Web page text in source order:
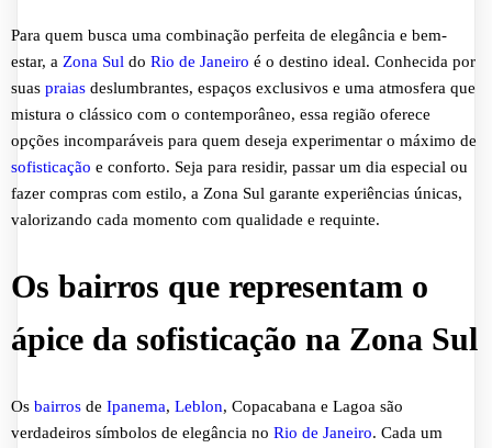
Para quem busca uma combinação perfeita de elegância e bem-
estar, a Zona Sul do Rio de Janeiro é o destino ideal. Conhecida por
suas praias deslumbrantes, espaços exclusivos e uma atmosfera que
mistura o clássico com o contemporâneo, essa região oferece
opções incomparáveis para quem deseja experimentar o máximo de
sofisticação e conforto. Seja para residir, passar um dia especial ou
fazer compras com estilo, a Zona Sul garante experiências únicas,
valorizando cada momento com qualidade e requinte.
Os bairros que representam o
ápice da sofisticação na Zona Sul
Os bairros de Ipanema, Leblon, Copacabana e Lagoa são
verdadeiros símbolos de elegância no Rio de Janeiro. Cada um